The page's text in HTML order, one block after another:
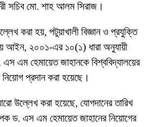
সচিব মো. শাহ আলম সিরাজ।
করা হয়, পটুয়াখালী বিজ্ঞান ও প্রযুক্তি
আইন, ২০০১-এর ১০(১) ধারা অনুযায়ী
এম হেমায়েত জাহানকে বিশ্ববিদ্যালয়ের
নিয়োগ প্রদান করা হয়েছে।
উল্লেখ করা হয়েছে, যোগদানের তারিখ
ড. এস এম হেমায়েত জাহানের নিয়োগের